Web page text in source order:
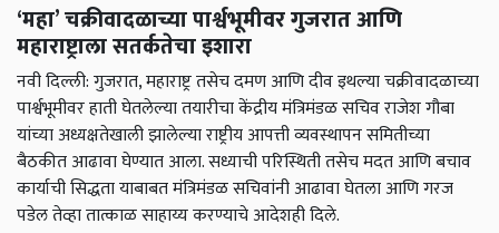
‘महा’ चक्रीवादळाच्या पार्श्वभूमीवर गुजरात आणि
महाराष्ट्राला सतर्कतेचा इशारा
नवी दिल्ली: गुजरात, महाराष्ट्र तसेच दमण आणि दीव इथल्या चक्रीवादळाच्या
पार्श्वभूमीवर हाती घेतलेल्या तयारीचा केंद्रीय मंत्रिमंडळ सचिव राजेश गौबा
यांच्या अध्यक्षतेखाली झालेल्या राष्ट्रीय आपत्ती व्यवस्थापन समितीच्या
बैठकीत आढावा घेण्यात आला. सध्याची परिस्थिती तसेच मदत आणि बचाव
कार्याची सिद्धता याबाबत मंत्रिमंडळ सचिवांनी आढावा घेतला आणि गरज
पडेल तेव्हा तात्काळ साहाय्य करण्याचे आदेशही दिले.